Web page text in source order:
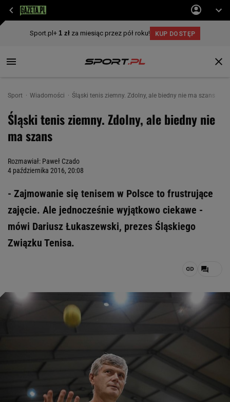
Sport Wiadomości Śląski tenis ziemny. Zdolny, ale biedny nie ma szans
Śląski tenis ziemny. Zdolny, ale biedny nie
ma szans
Rozmawiał: Paweł Czado
4 października 2016, 20:08
- Zajmowanie się tenisem w Polsce to frustrujące
zajęcie. Ale jednocześnie wyjątkowo ciekawe -
mówi Dariusz Łukaszewski, prezes Śląskiego
Związku Tenisa.